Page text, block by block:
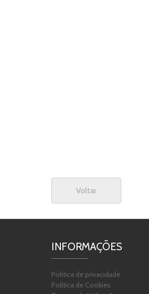
Voltar
INFORMAÇÕES
Politica de privacidade
Política de Cookies